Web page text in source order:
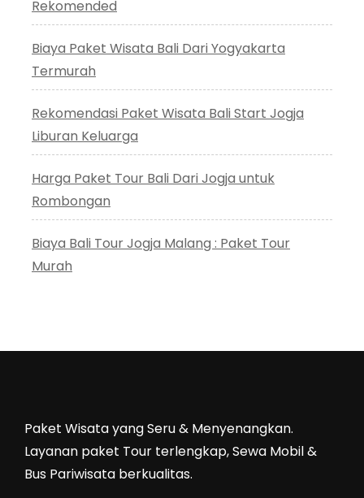
Rekomended
Biaya Paket Wisata Bali Dari Yogyakarta
Termurah
Rekomendasi Paket Wisata Bali Start Jogja
Liburan Keluarga
Harga Paket Tour Bali Dari Jogja untuk
Rombongan
Biaya Bali Tour Jogja Malang : Paket Tour
Murah
Paket Wisata yang Seru & Menyenangkan.
Layanan paket Tour terlengkap, Sewa Mobil &
Bus Pariwisata berkualitas.